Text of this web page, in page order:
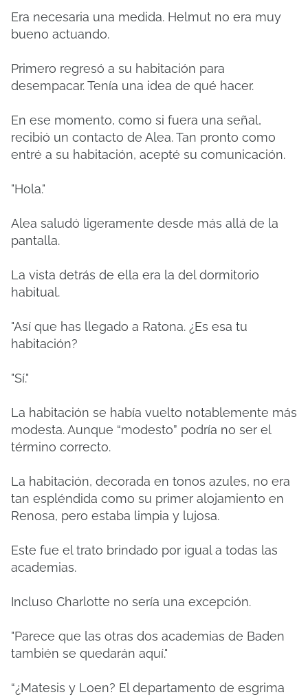
Era necesaria una medida. Helmut no era muy
bueno actuando.
Primero regresó a su habitación para
desempacar. Tenía una idea de qué hacer.
En ese momento, como si fuera una señal,
recibió un contacto de Alea. Tan pronto como
entré a su habitación, acepté su comunicación.
"Hola."
Alea saludó ligeramente desde más allá de la
pantalla.
La vista detrás de ella era la del dormitorio
habitual.
"Así que has llegado a Ratona. ¿Es esa tu
habitación?
"Sí."
La habitación se había vuelto notablemente más
modesta. Aunque “modesto” podría no ser el
término correcto.
La habitación, decorada en tonos azules, no era
tan espléndida como su primer alojamiento en
Renosa, pero estaba limpia y lujosa.
Este fue el trato brindado por igual a todas las
academias.
Incluso Charlotte no sería una excepción.
"Parece que las otras dos academias de Baden
también se quedarán aquí."
“¿Matesis y Loen? El departamento de esgrima